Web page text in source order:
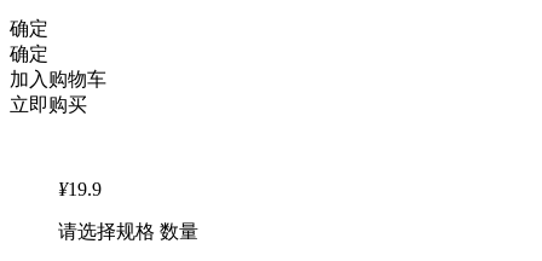
确定
确定
加入购物车
立即购买
¥19.9
请选择规格 数量